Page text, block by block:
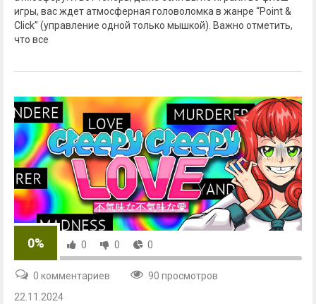
игры, вас ждет атмосферная головоломка в жанре “Point &
Click” (управление одной только мышкой). Важно отметить,
что все
0% 0 0 0
0 комментариев
90 просмотров
22.11.2024